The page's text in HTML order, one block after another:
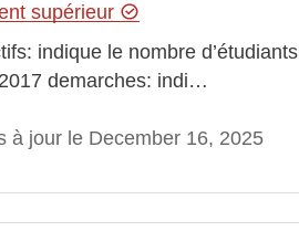
supérieur
indique le nombre d’étudiants
demarches: indi…
à jour le December 16, 2025